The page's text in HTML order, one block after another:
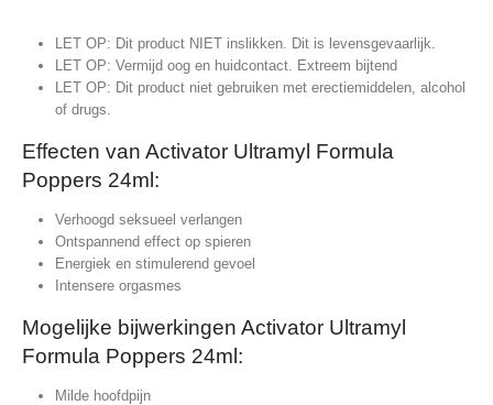
LET OP: Dit product NIET inslikken. Dit is levensgevaarlijk.
LET OP: Vermijd oog en huidcontact. Extreem bijtend
LET OP: Dit product niet gebruiken met erectiemiddelen, alcohol
of drugs.
Effecten van Activator Ultramyl Formula
Poppers 24ml:
Verhoogd seksueel verlangen
Ontspannend effect op spieren
Energiek en stimulerend gevoel
Intensere orgasmes
Mogelijke bijwerkingen Activator Ultramyl
Formula Poppers 24ml:
Milde hoofdpijn